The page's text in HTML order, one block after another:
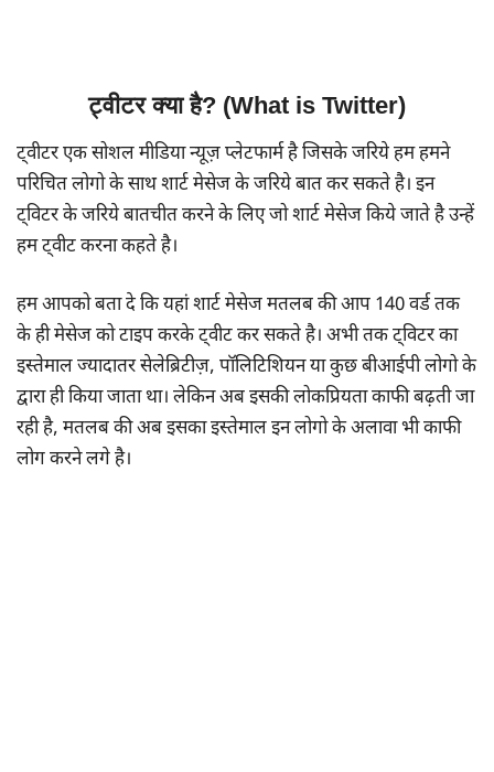
ट्वीटर क्या है? (What is Twitter)
ट्वीटर एक सोशल मीडिया न्यूज़ प्लेटफार्म है जिसके जरिये हम हमने
परिचित लोगो के साथ शार्ट मेसेज के जरिये बात कर सकते है। इन
ट्विटर के जरिये बातचीत करने के लिए जो शार्ट मेसेज किये जाते है उन्हें
हम ट्वीट करना कहते है।
हम आपको बता दे कि यहां शार्ट मेसेज मतलब की आप 140 वर्ड तक
के ही मेसेज को टाइप करके ट्वीट कर सकते है। अभी तक ट्विटर का
इस्तेमाल ज्यादातर सेलेब्रिटीज़, पॉलिटिशियन या कुछ बीआईपी लोगो के
द्वारा ही किया जाता था। लेकिन अब इसकी लोकप्रियता काफी बढ़ती जा
रही है, मतलब की अब इसका इस्तेमाल इन लोगो के अलावा भी काफी
लोग करने लगे है।